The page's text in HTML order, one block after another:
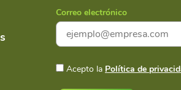
Correo electrónico
Acepto la Política de